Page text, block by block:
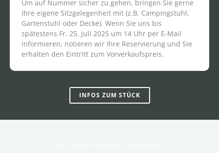
Um auf Nummer sicher zu gehen, bringen Sie gerne
Ihre eigene Sitzgelegenheit mit (z.B. Campingstuhl,
Gartenstuhl oder Decke). Wenn Sie uns bis
spätestens Fr. 25. Juli 2025 um 14 Uhr per E-Mail
informieren, notieren wir Ihre Reservierung und Sie
erhalten den Eintritt zum Vorverkaufspreis.
INFOS ZUM STÜCK